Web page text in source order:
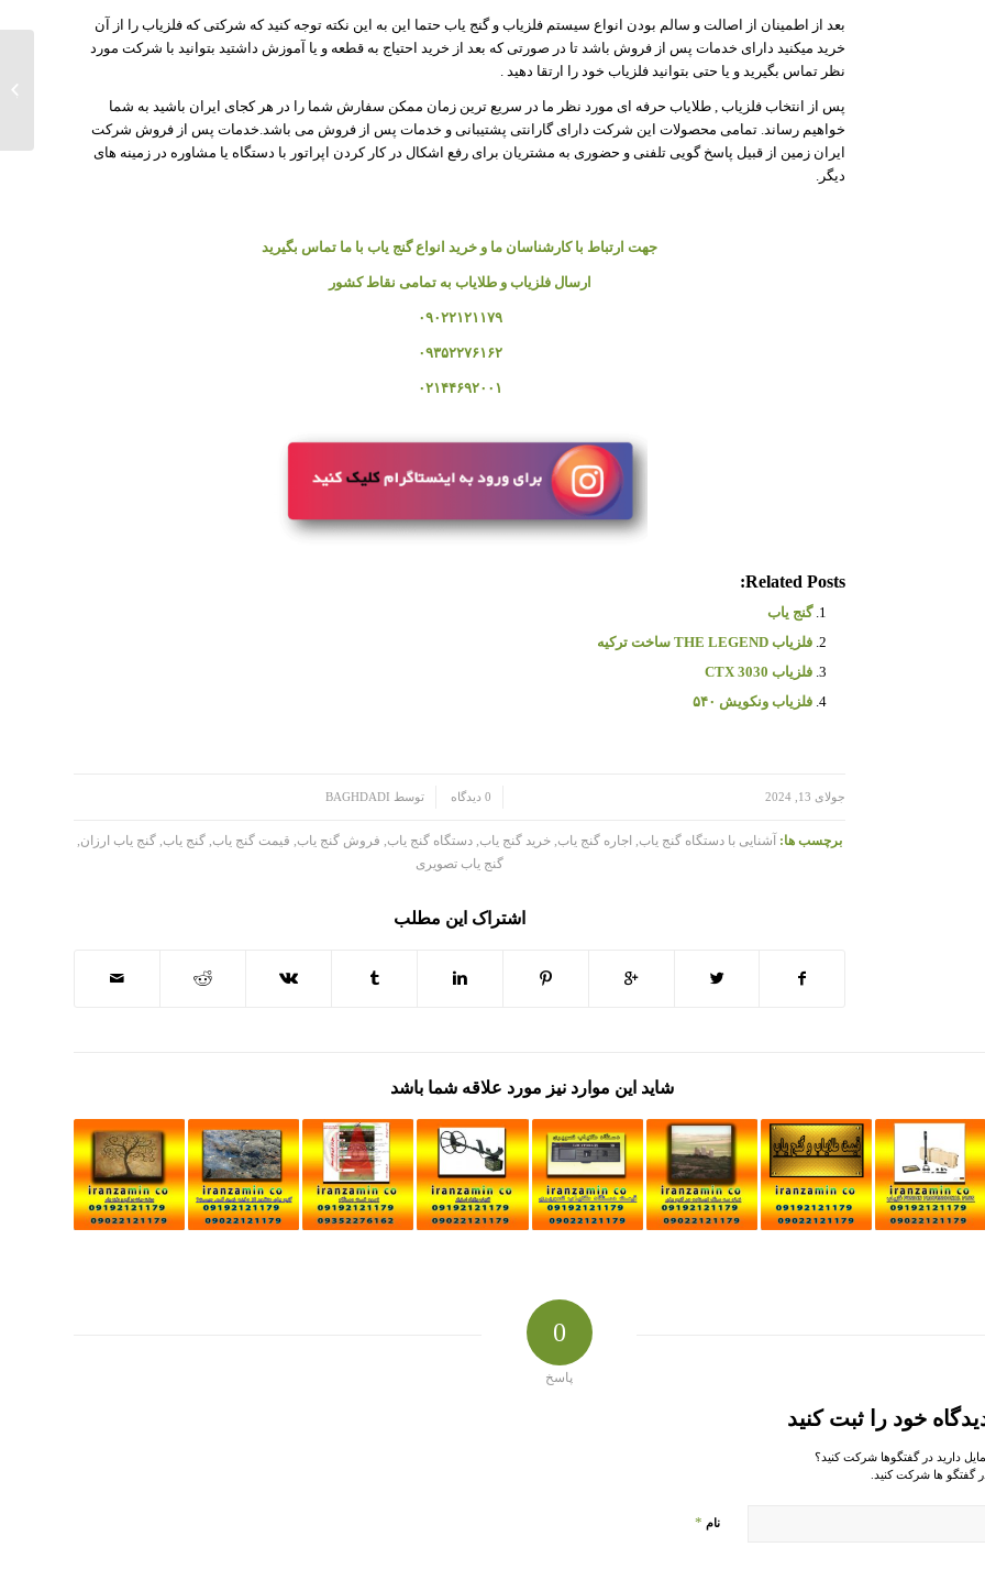
بعد از اطمینان از اصالت و سالم بودن انواع سیستم فلزیاب و گنج یاب حتما این به این نکته توجه کنید که شرکتی که فلزیاب را از آن
خرید میکنید دارای خدمات پس از فروش باشد تا در صورتی که بعد از خرید احتیاج به قطعه و یا آموزش داشتید بتوانید با شرکت مورد
نظر تماس بگیرید و یا حتی بتوانید فلزیاب خود را ارتقا دهید .
پس از انتخاب فلزیاب , طلایاب حرفه ای مورد نظر ما در سریع ترین زمان ممکن سفارش شما را در هر کجای ایران باشید به شما
خواهیم رساند. تمامی محصولات این شرکت دارای گارانتی پشتیبانی و خدمات پس از فروش می باشد.خدمات پس از فروش شرکت
ایران زمین از قبیل پاسخ گویی تلفنی و حضوری به مشتریان برای رفع اشکال در کار کردن اپراتور با دستگاه یا مشاوره در زمینه های
دیگر.
جهت ارتباط با کارشناسان ما و خرید انواع گنج یاب با ما تماس بگیرید
ارسال فلزیاب و طلایاب به تمامی نقاط کشور
۰۹۰۲۲۱۲۱۱۷۹
۰۹۳۵۲۲۷۶۱۶۲
۰۲۱۴۴۶۹۲۰۰۱
Related Posts:
گنج یاب
فلزیاب THE LEGEND ساخت ترکیه
فلزیاب CTX 3030
فلزیاب ونکویش ۵۴۰
جولای 13, 2024 0 دیدگاه توسط BAGHDADI
برچسب ها: آشنایی با دستگاه گنج یاب, اجاره گنج یاب, خرید گنج یاب, دستگاه گنج یاب, فروش گنج یاب, قیمت گنج یاب, گنج یاب, گنج یاب ارزان,
گنج یاب تصویری
اشتراک این مطلب
شاید این موارد نیز مورد علاقه شما باشد
0
پاسخ
خود را ثبت کنید
دارید در گفتگوها شرکت کنید؟
گفتگو ها شرکت کنید.
نام *